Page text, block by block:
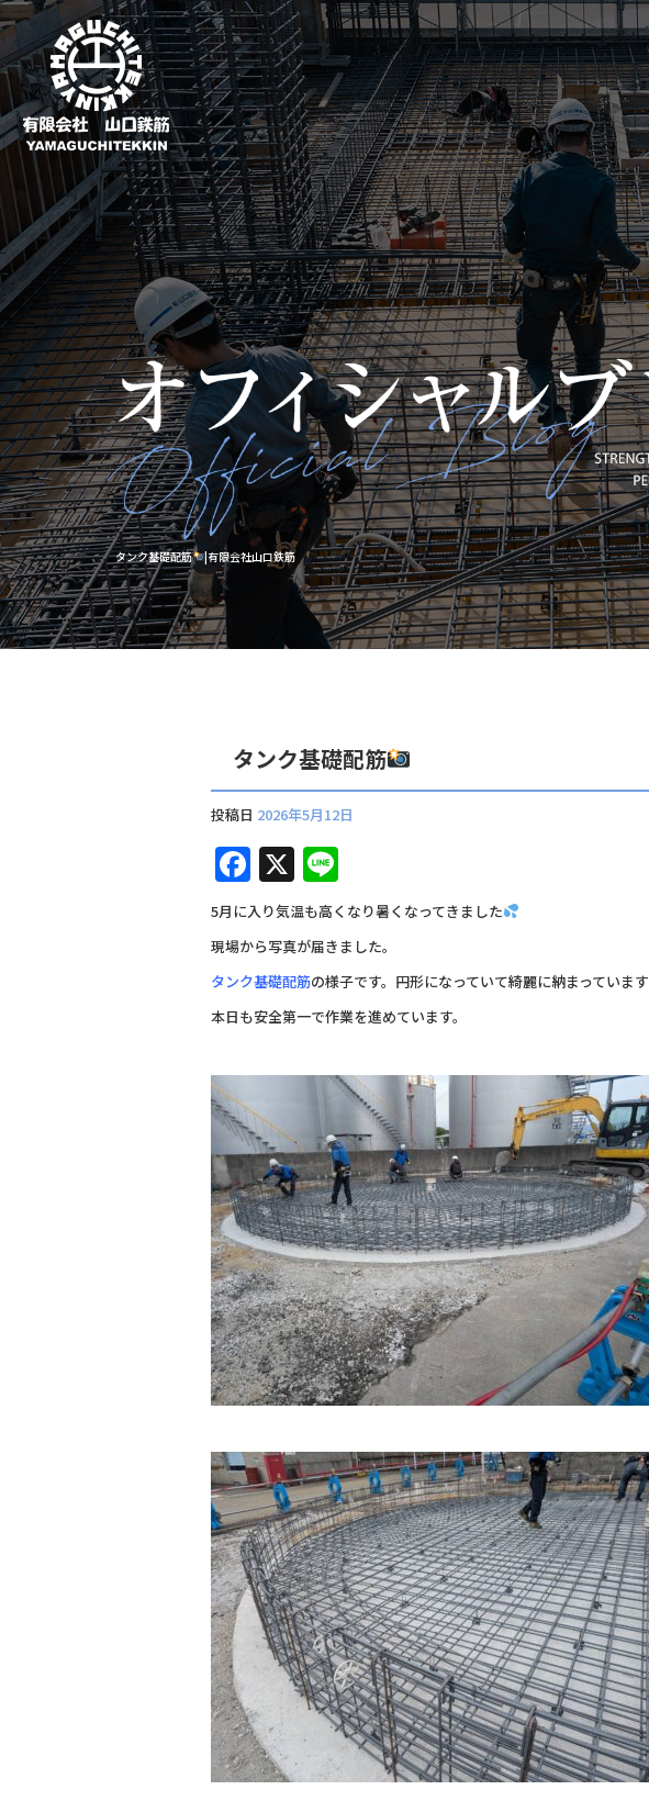
タンク基礎配筋 |有限会社山口鉄筋
タンク基礎配筋
投稿日 2026年5月12日
F
a
c
e
b
o
o
k
X
n
e
5月に入り気温も高くなり暑くなってきました
現場から写真が届きました。
タンク基礎配筋の様子です。円形になっていて綺麗に納まっています
本日も安全第一で作業を進めています。